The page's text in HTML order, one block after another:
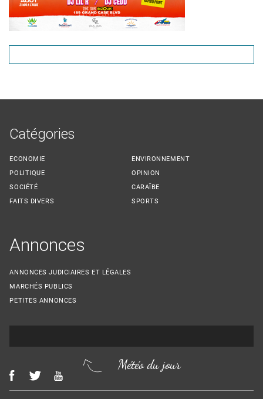
Catégories
ECONOMIE
POLITIQUE
SOCIÉTÉ
FAITS DIVERS
ENVIRONNEMENT
OPINION
CARAÏBE
SPORTS
Annonces
ANNONCES JUDICIAIRES ET LÉGALES
MARCHÉS PUBLICS
PETITES ANNONCES
Météo du jour